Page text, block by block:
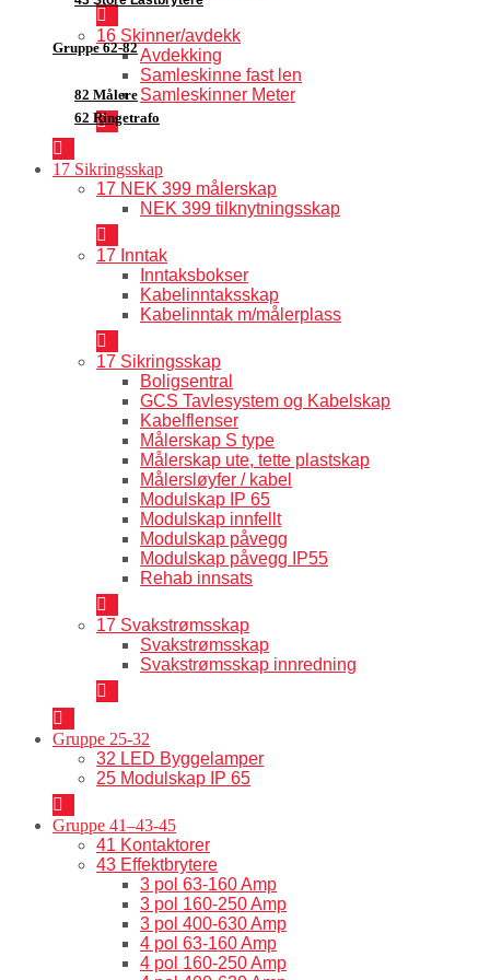
Gruppe 62-82
82 Målere
62 Ringetrafo
16 Skinner/avdekk
Avdekking
Samleskinne fast len
Samleskinner Meter
17 Sikringsskap
17 NEK 399 målerskap
NEK 399 tilknytningsskap
17 Inntak
Inntaksbokser
Kabelinntaksskap
Kabelinntak m/målerplass
17 Sikringsskap
Boligsentral
GCS Tavlesystem og Kabelskap
Kabelflenser
Målerskap S type
Målerskap ute, tette plastskap
Målersløyfer / kabel
Modulskap IP 65
Modulskap innfellt
Modulskap påvegg
Modulskap påvegg IP55
Rehab innsats
17 Svakstrømsskap
Svakstrømsskap
Svakstrømsskap innredning
Gruppe 25-32
32 LED Byggelamper
25 Modulskap IP 65
Gruppe 41–43-45
41 Kontaktorer
43 Effektbrytere
3 pol 63-160 Amp
3 pol 160-250 Amp
3 pol 400-630 Amp
4 pol 63-160 Amp
4 pol 160-250 Amp